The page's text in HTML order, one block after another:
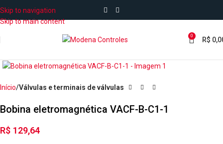
Skip to navigation
Skip to main content
0 R$
Início Válvulas e terminais de válvulas
Bobina eletromagnética VACF-B-C1-1
R$ 129,64